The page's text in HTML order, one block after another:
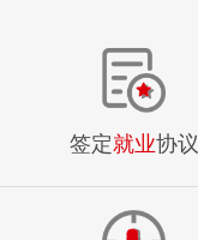
签定就业协议